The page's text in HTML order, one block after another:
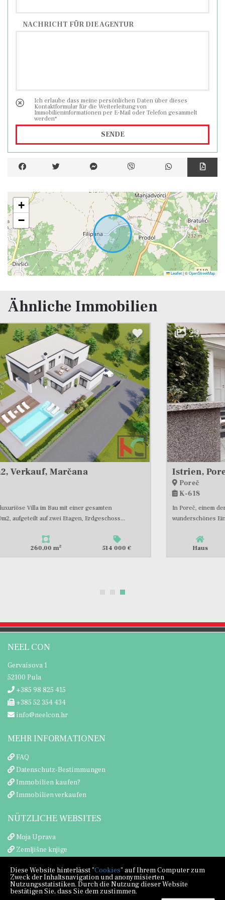
NACHRICHT FÜR DIE AGENTUR
Ich erlaube dass meine persönlichen Daten über dieses
Kontaktformular für die Weiterleitung von
Immobilieninformationen per E-Mail oder Telefon gesammelt
werden*
SENDE
+
−
Leaflet|©OpenStreetMap
Ähnliche Immobilien
23
Istrien, Poreč, Einfamilienhaus mit gepflegtem Garten in toller Lage, #verkaufen
In Poreč, einem der Hauptzentren des kroatischen Tourismus, steht ein
wunderschönes Einfamilienhaus mit einer Gesamtwohnfläche...
Haus 320,00 m2 495 000 €
NEEL CON
Gervaisova 1
52100 Pula
+385 98 825 415
+385 52 354 434
info@neelcon.hr
MEHR INFORMATIONEN
FAQ
Datenschutz-Bestimmungen
Immobilien kaufen?
Immobilien verkaufen
NÜTZLICHE WEBSITES
Moja Uprava
Zemljišne knjige
Diese Website hinterlässt "Cookies" auf Ihrem Computer zum
Zweck der Inhaltsnavigation und anonymisierten
Nutzungsstatistiken. Durch die Nutzung dieser Website
bestätigen Sie, dass Sie dem zustimmen.